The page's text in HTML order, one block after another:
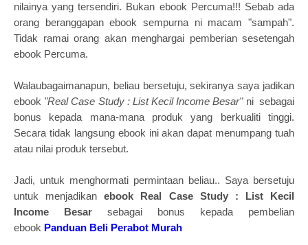
nilainya yang tersendiri. Bukan ebook Percuma!!! Sebab ada
orang beranggapan ebook sempurna ni macam "sampah".
Tidak ramai orang akan menghargai pemberian sesetengah
ebook Percuma.
Walaubagaimanapun, beliau bersetuju, sekiranya saya jadikan
ebook "Real Case Study : List Kecil Income Besar"ni sebagai
bonus kepada mana-mana produk yang berkualiti tinggi.
Secara tidak langsung ebook ini akan dapat menumpang tuah
atau nilai produk tersebut.
Jadi, untuk menghormati permintaan beliau.. Saya bersetuju
untuk menjadikanebook Real Case Study : List Kecil
Income Besar sebagai bonus kepada pembelian
ebook Panduan Beli Perabot Murah